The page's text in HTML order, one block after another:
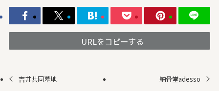
URLをコピーする
吉井共同墓地 納骨堂adesso